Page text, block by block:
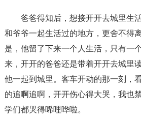
爸爸得知后，想接开开去城里生
和爷爷一起生活过的地方，更舍不得
是，他留了下来一个人生活，只有一
来，开开的爸爸还是带着开开去城里
他一起到城里。客车开动的那一刻，
的追啊追啊，开开伤心得大哭，我也
学们都哭得唏哩哗啦。